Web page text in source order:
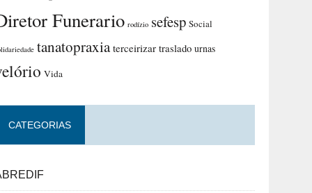
Funerario rodízio sefesp Social
tanatopraxia terceirizar traslado urnas
Vida
CATEGORIAS